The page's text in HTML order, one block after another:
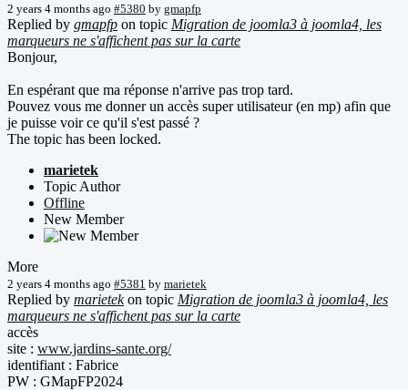
2 years 4 months ago #5380 by gmapfp
Replied by gmapfp on topic Migration de joomla3 à joomla4, les
marqueurs ne s'affichent pas sur la carte
Bonjour,
En espérant que ma réponse n'arrive pas trop tard.
Pouvez vous me donner un accès super utilisateur (en mp) afin que
je puisse voir ce qu'il s'est passé ?
The topic has been locked.
marietek
Topic Author
Offline
New Member
More
2 years 4 months ago #5381 by marietek
Replied by marietekon topic Migration de joomla3 à joomla4, les
marqueurs ne s'affichent pas sur la carte
accès
site : www.jardins-sante.org/
identifiant : Fabrice
PW : GMapFP2024